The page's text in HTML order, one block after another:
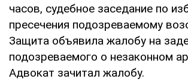
часов, судебное заседание по
пресечения подозреваемому
Защита объявила жалобу на
подозреваемого о незаконном
Адвокат зачитал жалобу.